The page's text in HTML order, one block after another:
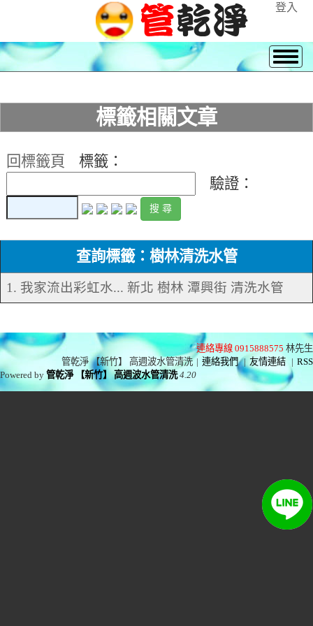
登入
標籤相關文章
回標籤頁
標籤：
驗證：
查詢標籤：樹林清洗水管
1. 我家流出彩虹水... 新北 樹林 潭興街 清洗水管
連絡專線 0915888575 林先生
管乾淨 【新竹】 高週波水管清洗 | 連絡我們 | 友情連結 | RSS
Powered by管乾淨 【新竹】 高週波水管清洗 4.20